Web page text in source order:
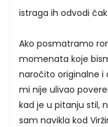
istraga ih odvodi
Ako posmatramo
momenata koje
naročito originalne i
mi nije ulivao
kad je u pitanju stil,
sam navikla kod